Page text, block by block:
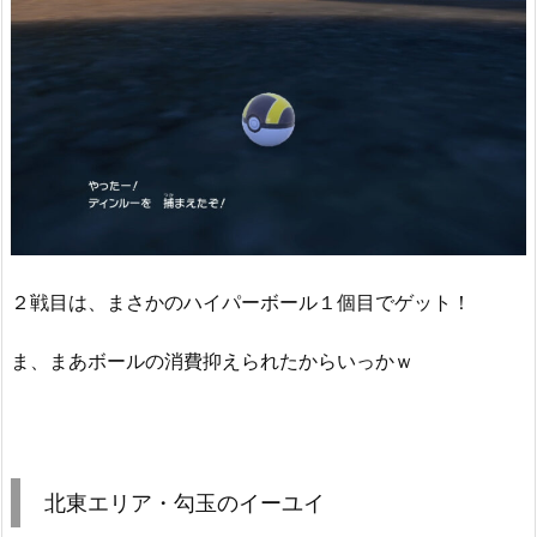
２戦目は、まさかのハイパーボール１個目でゲット！
ま、まあボールの消費抑えられたからいっかｗ
北東エリア・勾玉のイーユイ